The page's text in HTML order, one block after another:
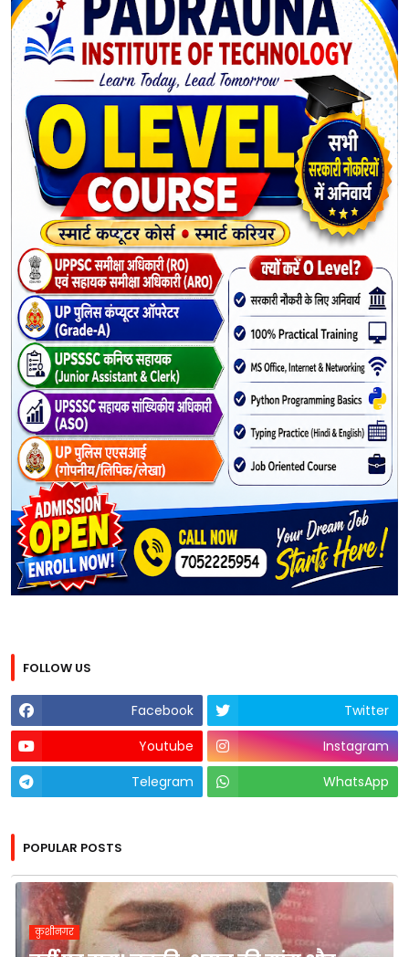
FOLLOW US
Facebook
Twitter
Youtube
Instagram
Telegram
WhatsApp
POPULAR POSTS
कुशीनगर